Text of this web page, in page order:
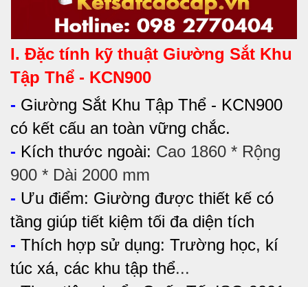
I. Đặc tính kỹ thuật Giường Sắt Khu
Tập Thể - KCN900
- Giường Sắt Khu Tập Thể - KCN900
có kết cấu an toàn vững chắc.
- Kích thước ngoài: Cao 1860 * Rộng
900 * Dài 2000 mm
- Ưu điểm: Giường được thiết kế có
tầng giúp tiết kiệm tối đa diện tích
- Thích hợp sử dụng: Trường học, kí
túc xá, các khu tập thể...